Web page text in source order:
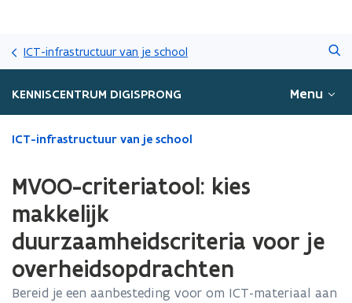
en
naar
gaan
ICT-infrastructuur van je school
KENNISCENTRUM DIGISPRONG Menu
Gedaan
zich
op:
MVOO-
criteriatool:
kies
ICT-infrastructuur van je school
MVOO-criteriatool: kies
makkelijk
duurzaamheidscriteria voor je
overheidsopdrachten
Bereid je een aanbesteding voor om ICT-materiaal aan